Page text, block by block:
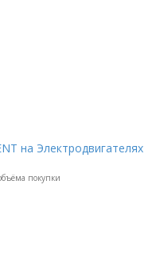
на Электродвигателях
покупки